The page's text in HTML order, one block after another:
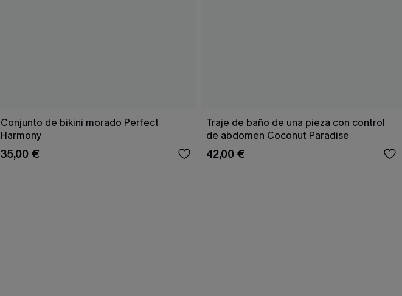
Conjunto de bikini morado Perfect
Harmony
35,00 €
Traje de baño de una pieza con control
de abdomen Coconut Paradise
42,00 €